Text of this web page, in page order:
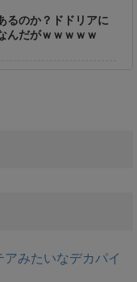
るのか？ドドリアに
んだがｗｗｗｗｗ
アみたいなデカパイ